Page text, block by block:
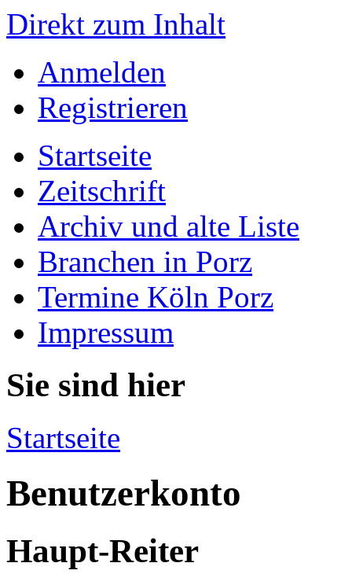
Direkt zum Inhalt
Anmelden
Registrieren
Startseite
Zeitschrift
Archiv und alte Liste
Branchen in Porz
Termine Köln Porz
Impressum
Sie sind hier
Startseite
Benutzerkonto
Haupt-Reiter